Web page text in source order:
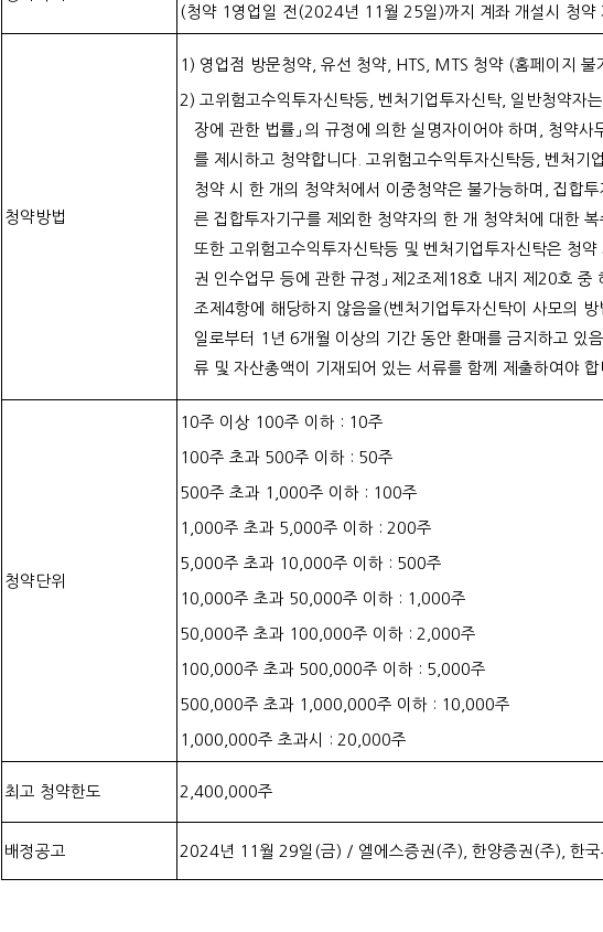
(청약 1영업일 전(2024년 11월 25일)까지 계좌 개설시 청약
청약방법
1) 영업점 방문청약, 유선 청약, HTS, MTS 청약 (홈페이지 불
2) 고위험고수익투자신탁등, 벤처기업투자신탁, 일반청약자는
장에 관한 법률」 의 규정에 의한 실명자이어야 하며, 청약사
를 제시하고 청약합니다. 고위험고수익투자신탁등, 벤처기
청약 시 한 개의 청약처에서 이중청약은 불가능하며, 집합
른 집합투자기구를 제외한 청약자의 한 개 청약처에 대한 복
또한 고위험고수익투자신탁등 및 벤처기업투자신탁은 청약
권 인수업무 등에 관한 규정」 제2조제18호 내지 제20호 중
조제4항에 해당하지 않음을(벤처기업투자신탁이 사모의 방
일로부터 1년 6개월 이상의 기간 동안 환매를 금지하고 있
류 및 자산총액이 기재되어 있는 서류를 함께 제출하여야 합
청약단위
10주 이상 100주 이하 : 10주
100주 초과 500주 이하 : 50주
500주 초과 1,000주 이하 : 100주
1,000주 초과 5,000주 이하 : 200주
5,000주 초과 10,000주 이하 : 500주
10,000주 초과 50,000주 이하 : 1,000주
50,000주 초과 100,000주 이하 : 2,000주
100,000주 초과 500,000주 이하 : 5,000주
500,000주 초과 1,000,000주 이하 : 10,000주
1,000,000주 초과시 : 20,000주
최고 청약한도 2,400,000주
배정공고 2024년 11월 29일(금) / 엘에스증권(주), 한양증권(주), 한국